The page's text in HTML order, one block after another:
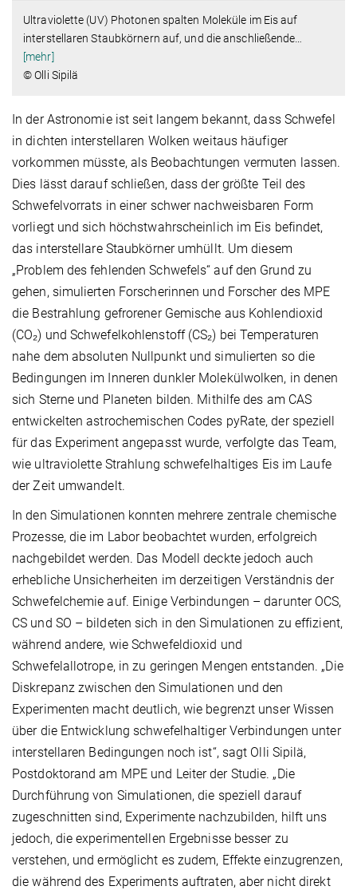
Ultraviolette (UV) Photonen spalten Moleküle im Eis auf
interstellaren Staubkörnern auf, und die anschließende
[mehr]
© Olli Sipilä
In der Astronomie ist seit langem bekannt, dass Schwefel
in dichten interstellaren Wolken weitaus häufiger
vorkommen müsste, als Beobachtungen vermuten lassen.
Dies lässt darauf schließen, dass der größte Teil des
Schwefelvorrats in einer schwer nachweisbaren Form
vorliegt und sich höchstwahrscheinlich im Eis befindet,
das interstellare Staubkörner umhüllt. Um diesem
„Problem des fehlenden Schwefels“ auf den Grund zu
gehen, simulierten Forscherinnen und Forscher des MPE
die Bestrahlung gefrorener Gemische aus Kohlendioxid
(CO₂) und Schwefelkohlenstoff (CS₂) bei Temperaturen
nahe dem absoluten Nullpunkt und simulierten so die
Bedingungen im Inneren dunkler Molekülwolken, in denen
sich Sterne und Planeten bilden. Mithilfe des am CAS
entwickelten astrochemischen Codes pyRate, der speziell
für das Experiment angepasst wurde, verfolgte das Team,
wie ultraviolette Strahlung schwefelhaltiges Eis im Laufe
der Zeit umwandelt.
In den Simulationen konnten mehrere zentrale chemische
Prozesse, die im Labor beobachtet wurden, erfolgreich
nachgebildet werden. Das Modell deckte jedoch auch
erhebliche Unsicherheiten im derzeitigen Verständnis der
Schwefelchemie auf. Einige Verbindungen – darunter OCS,
CS und SO – bildeten sich in den Simulationen zu effizient,
während andere, wie Schwefeldioxid und
Schwefelallotrope, in zu geringen Mengen entstanden. „Die
Diskrepanz zwischen den Simulationen und den
Experimenten macht deutlich, wie begrenzt unser Wissen
über die Entwicklung schwefelhaltiger Verbindungen unter
interstellaren Bedingungen noch ist“, sagt Olli Sipilä,
Postdoktorand am MPE und Leiter der Studie. „Die
Durchführung von Simulationen, die speziell darauf
zugeschnitten sind, Experimente nachzubilden, hilft uns
jedoch, die experimentellen Ergebnisse besser zu
verstehen, und ermöglicht es zudem, Effekte einzugrenzen,
die während des Experiments auftraten, aber nicht direkt